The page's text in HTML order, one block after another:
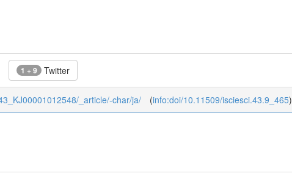
1 + 9 Twitter
_article/-char/ja/ (info:doi/10.11509/isciesci.43.9_465)